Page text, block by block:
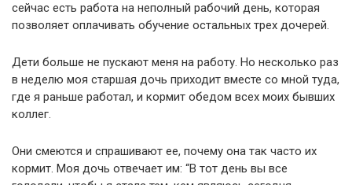
сейчас есть работа на неполный рабочий день, которая
позволяет оплачивать обучение остальных трех дочерей.
Дети больше не пускают меня на работу. Но несколько раз
в неделю моя старшая дочь приходит вместе со мной туда,
где я раньше работал, и кормит обедом всех моих бывших
коллег.
Они смеются и спрашивают ее, почему она так часто их
кормит. Моя дочь отвечает им: “В тот день вы все